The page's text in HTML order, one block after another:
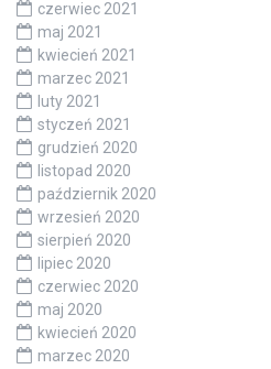
czerwiec 2021
maj 2021
kwiecień 2021
marzec 2021
luty 2021
styczeń 2021
grudzień 2020
listopad 2020
październik 2020
wrzesień 2020
sierpień 2020
lipiec 2020
czerwiec 2020
maj 2020
kwiecień 2020
marzec 2020